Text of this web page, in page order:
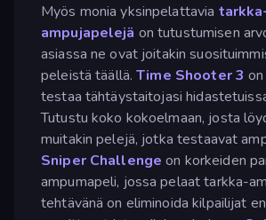
Myös monia yksinpelattavia
ampujapelejä on tutustumisen
asiassa ne ovat joitakin
peleistä täällä.Time Shooter 3
testaa tähtäystaitojasi
Tutustu koko kokoelmaan, josta
muitakin pelejä, jotka testaavat
Sniper Challengeon korkeiden
ampumapeli, jossa pelaat tarkka-
tehtävänä on eliminoida kilpailijat